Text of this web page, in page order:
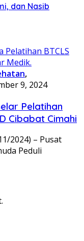
dan Nasib
,
9, 2024
Pelatihan
Cibabat Cimahi
2024) – Pusat
Peduli